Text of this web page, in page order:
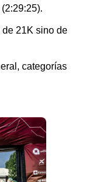
21K sino de
categorías